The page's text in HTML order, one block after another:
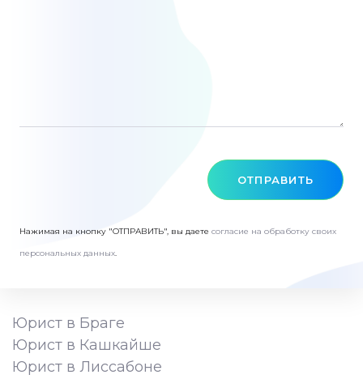
ОТПРАВИТЬ
Нажимая на кнопку "ОТПРАВИТЬ", вы даете согласие на обработку своих
персональных данных.
Юрист в Браге
Юрист в Кашкайше
Юрист в Лиссабоне